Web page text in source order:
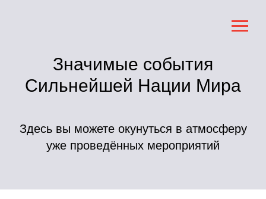
Значимые события
Сильнейшей Нации Мира
Здесь вы можете окунуться в атмосферу
уже проведённых мероприятий